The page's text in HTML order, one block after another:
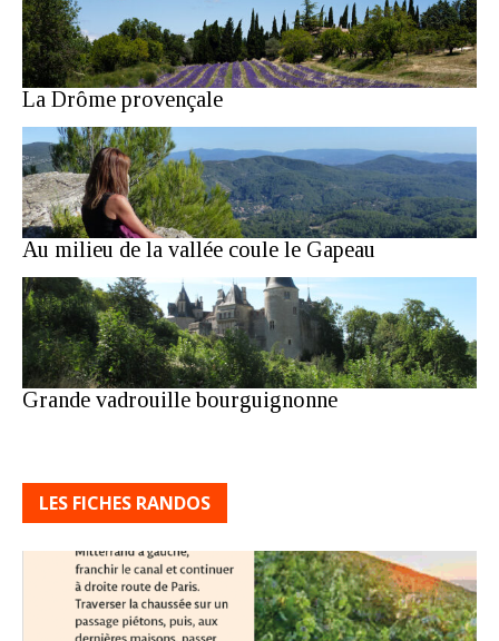
La Drôme provençale
Au milieu de la vallée coule le Gapeau
Grande vadrouille bourguignonne
LES FICHES RANDOS